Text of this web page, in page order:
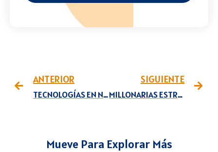
ANTERIOR
TECNOLOGÍAS EN NUESTROS COCHES
SIGUIENTE
MILLONARIAS ESTRATEGIAS PARA AHORRAR DINERO
Mueve Para Explorar Más